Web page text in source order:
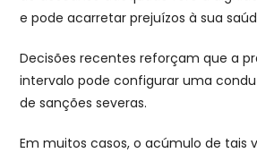
e pode acarretar prejuízos à sua
Decisões recentes reforçam que a
intervalo pode configurar uma
de sanções severas.
Em muitos casos, o acúmulo de tais